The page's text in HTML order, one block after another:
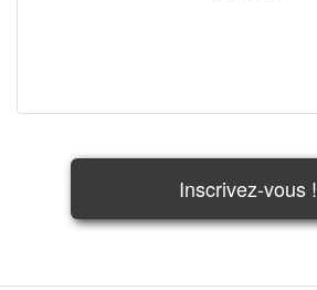
Inscrivez-vous !